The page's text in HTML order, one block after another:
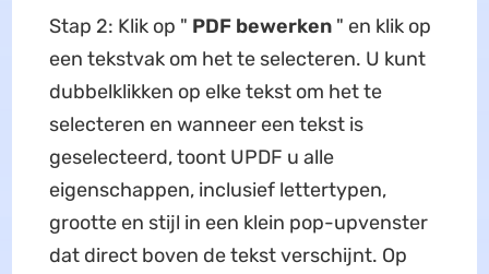
Stap 2: Klik op " PDF bewerken" en klik op
een tekstvak om het te selecteren. U kunt
dubbelklikken op elke tekst om het te
selecteren en wanneer een tekst is
geselecteerd, toont UPDF u alle
eigenschappen, inclusief lettertypen,
grootte en stijl in een klein pop-upvenster
dat direct boven de tekst verschijnt. Op